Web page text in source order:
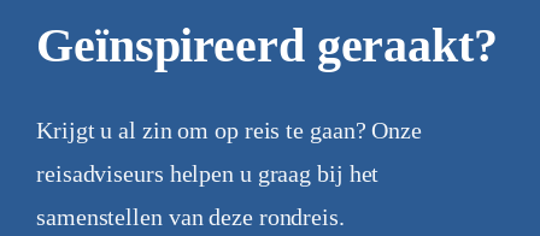
Geïnspireerd geraakt?
Krijgt u al zin om op reis te gaan? Onze
reisadviseurs helpen u graag bij het
samenstellen van deze rondreis.